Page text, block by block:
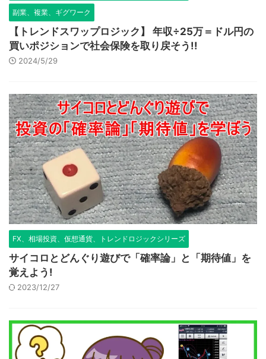
副業、複業、ギグワーク
【トレンドスワップロジック】 年収÷25万＝ドル円の
買いポジションで社会保険を取り戻そう!!
2024/5/29
FX、相場投資、仮想通貨、トレンドロジックシリーズ
サイコロとどんぐり遊びで「確率論」と「期待値」を
覚えよう!
2023/12/27